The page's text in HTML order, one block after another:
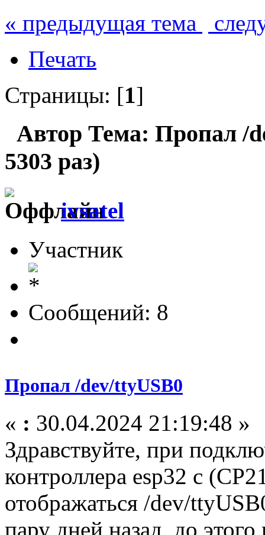
« предыдущая тема
Печать
Страницы: [1]
Автор Тема: Пропал /
5303 раз)
ivsatel
Участник
Сообщений: 8
Пропал /dev/ttyUSB0
« : 30.04.2024 21:19:48 »
Здравствуйте, при
контроллера esp32 с
отображаться /dev/
пару дней назад, до